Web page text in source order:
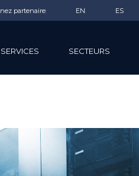
partenaire EN ES
SERVICES SECTEURS